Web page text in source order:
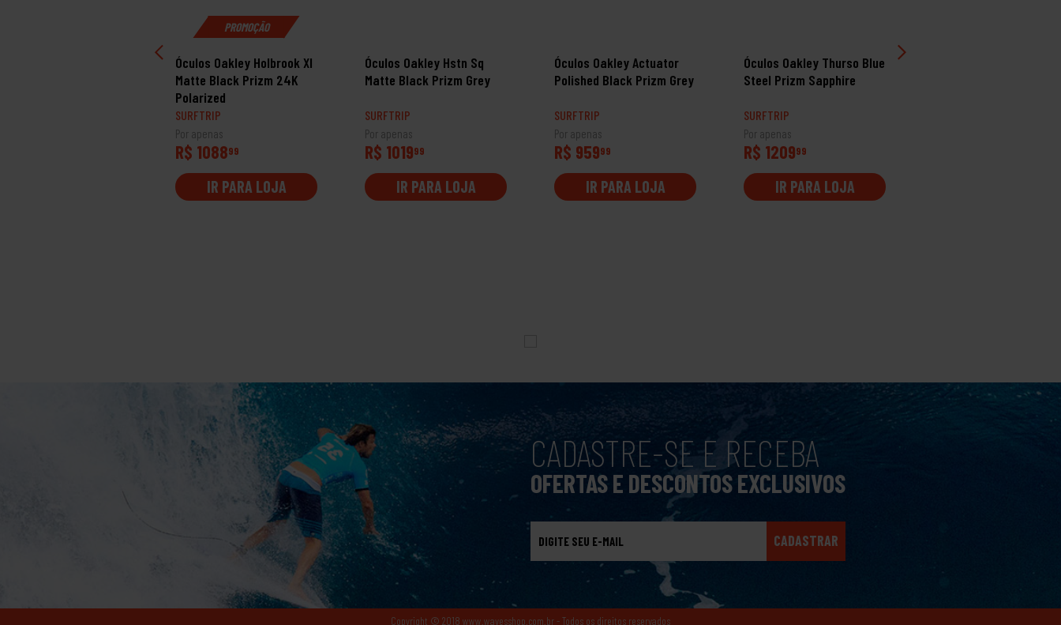
PROMOÇÃO
Óculos Oakley Holbrook Xl
Matte Black Prizm 24K
Polarized
SURFTRIP
Por apenas
R$ 108899
IR PARA LOJA
Óculos Oakley Hstn Sq
Matte Black Prizm Grey
SURFTRIP
Por apenas
R$ 101999
IR PARA LOJA
Óculos Oakley Actuator
Polished Black Prizm Grey
SURFTRIP
Por apenas
R$ 95999
IR PARA LOJA
Óculos Oakley Thurso Blue
Steel Prizm Sapphire
SURFTRIP
Por apenas
R$ 120999
IR PARA LOJA
CADASTRE-SE E RECEBA
OFERTAS E DESCONTOS EXCLUSIVOS
CADASTRAR
Copyright © 2018 www.wavesshop.com.br - Todos os direitos reservados